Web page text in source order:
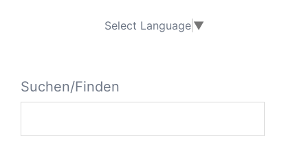
Select Language ▼
Suchen/Finden